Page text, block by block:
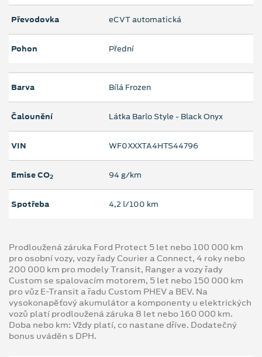
Převodovka eCVT automatická
Pohon Přední
Barva Bílá Frozen
Čalounění Látka Barlo Style - Black Onyx
VIN WF0XXXTA4HTS44796
Emise CO2 94 g/km
Spotřeba 4,2 l/100 km
Prodloužená záruka Ford Protect 5 let nebo 100 000 km
pro osobní vozy, vozy řady Courier a Connect, 4 roky nebo
200 000 km pro modely Transit, Ranger a vozy řady
Custom se spalovacím motorem, 5 let nebo 150 000 km
pro vůz E-Transit a řadu Custom PHEV a BEV. Na
vysokonapěťový akumulátor a komponenty u elektrických
vozů platí prodloužená záruka 8 let nebo 160 000 km.
Doba nebo km: Vždy platí, co nastane dříve. Dodatečný
bonus uváděn s DPH.